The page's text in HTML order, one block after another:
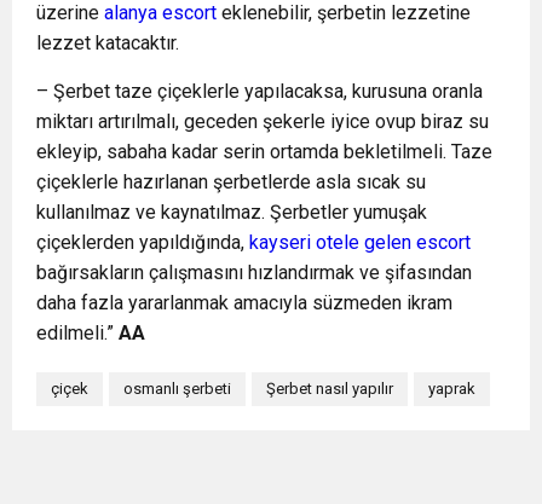
üzerine alanya escort eklenebilir, şerbetin lezzetine
lezzet katacaktır.
– Şerbet taze çiçeklerle yapılacaksa, kurusuna oranla
miktarı artırılmalı, geceden şekerle iyice ovup biraz su
ekleyip, sabaha kadar serin ortamda bekletilmeli. Taze
çiçeklerle hazırlanan şerbetlerde asla sıcak su
kullanılmaz ve kaynatılmaz. Şerbetler yumuşak
çiçeklerden yapıldığında, kayseri otele gelen escort
bağırsakların çalışmasını hızlandırmak ve şifasından
daha fazla yararlanmak amacıyla süzmeden ikram
edilmeli.” AA
çiçek osmanlı şerbeti Şerbet nasıl yapılır yaprak